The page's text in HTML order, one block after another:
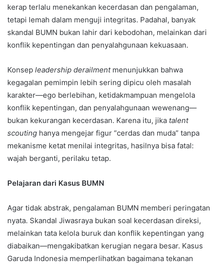
kerap terlalu menekankan kecerdasan dan pengalaman,
tetapi lemah dalam menguji integritas. Padahal, banyak
skandal BUMN bukan lahir dari kebodohan, melainkan dari
konflik kepentingan dan penyalahgunaan kekuasaan.
Konsep leadership derailmentmenunjukkan bahwa
kegagalan pemimpin lebih sering dipicu oleh masalah
karakter—ego berlebihan, ketidakmampuan mengelola
konflik kepentingan, dan penyalahgunaan wewenang—
bukan kekurangan kecerdasan. Karena itu, jika talent
scouting hanya mengejar figur “cerdas dan muda” tanpa
mekanisme ketat menilai integritas, hasilnya bisa fatal:
wajah berganti, perilaku tetap.
Pelajaran dari Kasus BUMN
Agar tidak abstrak, pengalaman BUMN memberi peringatan
nyata. Skandal Jiwasraya bukan soal kecerdasan direksi,
melainkan tata kelola buruk dan konflik kepentingan yang
diabaikan—mengakibatkan kerugian negara besar. Kasus
Garuda Indonesia memperlihatkan bagaimana tekanan